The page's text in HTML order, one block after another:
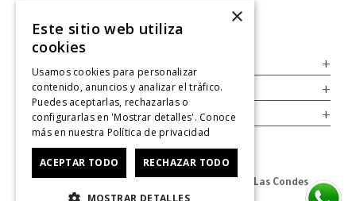
+
Legal +
Cuenta +
Dirección Oficina: Av. Las Condes #11281 - Las Condes
×
Este sitio web utiliza
cookies
Usamos cookies para personalizar
contenido, anuncios y analizar el tráfico.
Puedes aceptarlas, rechazarlas o
configurarlas en 'Mostrar detalles'. Conoce
más en nuestra Política de privacidad
ACEPTAR TODO RECHAZAR TODO
MOSTRAR DETALLES